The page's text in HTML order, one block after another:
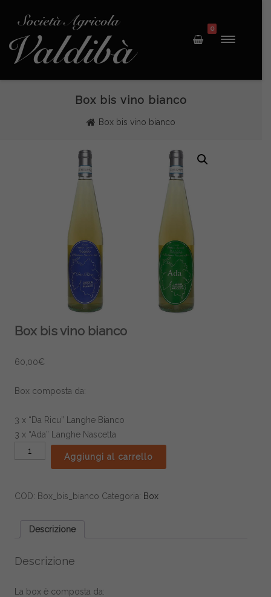
0
Box bis vino bianco
Box bis vino bianco
Box bis vino bianco
60,00€
Box composta da:
3 x “Da Ricu” Langhe Bianco
3 x “Ada” Langhe Nascetta
Box
bianco
Aggiungi al carrello
COD: Box_bis_bianco Categoria: Box
Descrizione
Descrizione
La box è composta da: